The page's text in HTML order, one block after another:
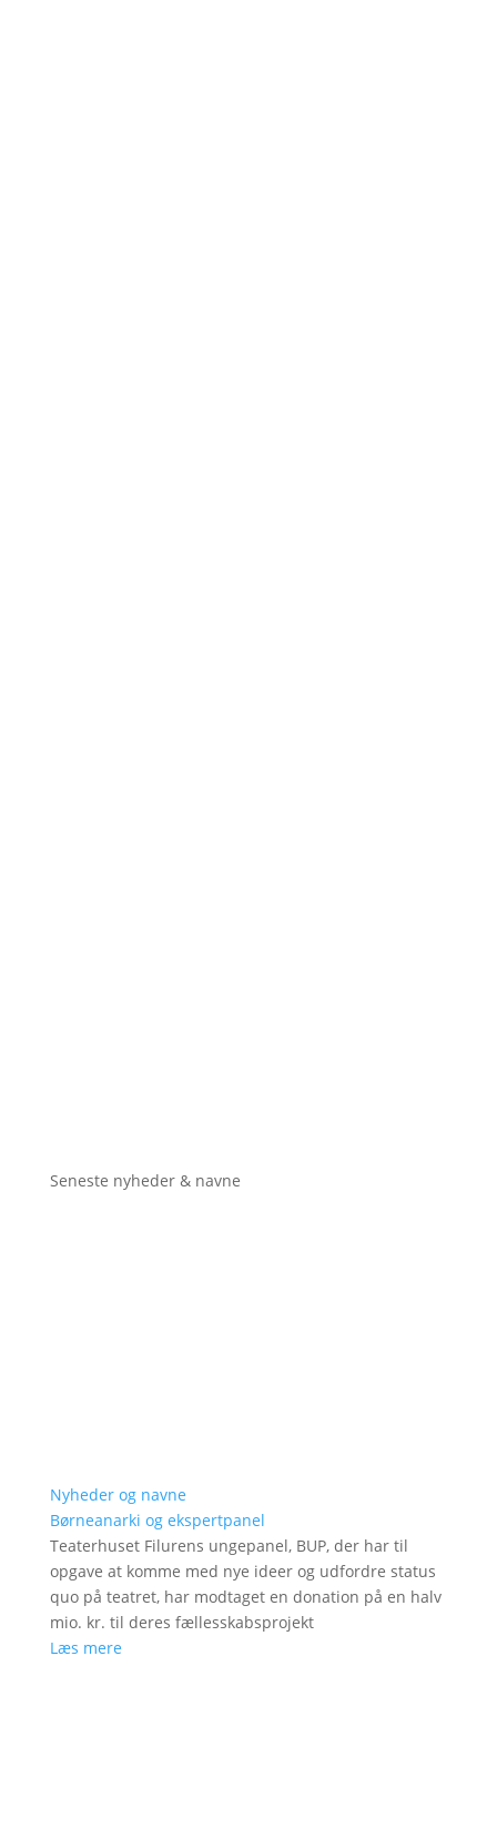
Seneste nyheder & navne
Nyheder og navne
Børneanarki og ekspertpanel
Teaterhuset Filurens ungepanel, BUP, der har til
opgave at komme med nye ideer og udfordre status
quo på teatret, har modtaget en donation på en halv
mio. kr. til deres fællesskabsprojekt
Læs mere